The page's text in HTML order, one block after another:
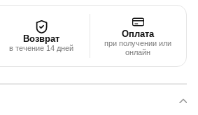
Возврат
в течение 14 дней
Оплата
при получении или
онлайн